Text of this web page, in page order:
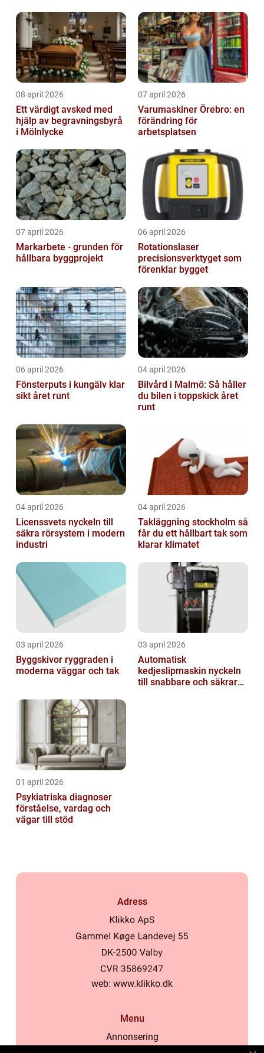
08 april 2026
Ett värdigt avsked med
hjälp av begravningsbyrå
i Mölnlycke
07 april 2026
Varumaskiner Örebro: en
förändring för
arbetsplatsen
07 april 2026
Markarbete - grunden för
hållbara byggprojekt
06 april 2026
Rotationslaser
precisionsverktyget som
förenklar bygget
06 april 2026
Fönsterputs i kungälv klar
sikt året runt
04 april 2026
Bilvård i Malmö: Så håller
du bilen i toppskick året
runt
04 april 2026
Licenssvets nyckeln till
säkra rörsystem i modern
industri
04 april 2026
Takläggning stockholm så
får du ett hållbart tak som
klarar klimatet
03 april 2026
Byggskivor ryggraden i
moderna väggar och tak
03 april 2026
Automatisk
kedjeslipmaskin nyckeln
till snabbare och säkrare
01 april 2026
Psykiatriska diagnoser
förståelse, vardag och
vägar till stöd
Adress
web: www.klikko.dk
Menu
Annonsering